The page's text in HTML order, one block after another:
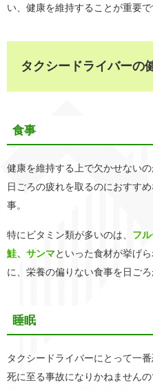
い、健康を維持することが重要で
タクシードライバーの
食事
健康を維持する上で欠かせない
日ごろの疲れを取るのにおすす
事。
特にビタミン類が多いのは、 フ
鮭、サンマといった食材が挙げ
に、栄養の偏りない食事を日ご
睡眠
タクシードライバーにとって一
死に至る事故になりかねませんの